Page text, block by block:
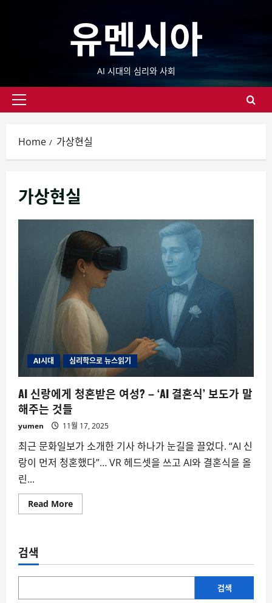
유멘시아
AI 시대의 심리와 사회
Primary
Home 가상현실
가상현실
AI시대 심리학으로 뉴스읽기
AI 신랑에게 청혼받은 여성? – ‘AI 결혼식’ 보도가 말
해주는 것들
yumen 11월 17, 2025
최근 문화일보가 소개한 기사 하나가 눈길을 끌었다. “AI 신
랑이 먼저 청혼했다”… VR 헤드셋을 쓰고 AI와 결혼식을 올
린...
Read MoreRead
more
게
혼
은
검색
검색